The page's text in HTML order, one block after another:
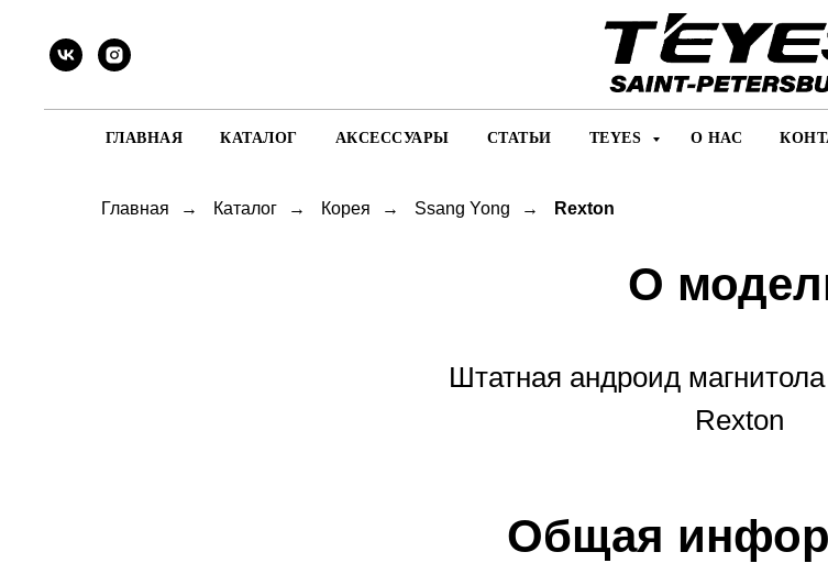
ГЛАВНАЯ КАТАЛОГ АКСЕССУАРЫ СТАТЬИ TEYES О НАС
Главная → Каталог → Корея → Ssang Yong → Rexton
О
Штатная андроид
Rexton
Общая